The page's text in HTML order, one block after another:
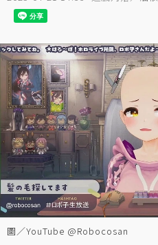
圖／YouTube @Robocosan